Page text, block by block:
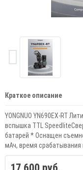
Краткое описание
YONGNUO YN690EX-RT
вспышка TTL
батарей * Оснащен
мАч, время срабатывания